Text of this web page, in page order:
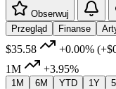
Obserwuj
Przegląd
Finanse
$35.58 +0.00%
1M
+3.95%
1M 6M YTD 1Y